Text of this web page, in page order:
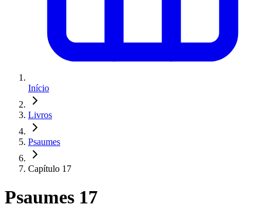
Início
Livros
Psaumes
Capítulo 17
Psaumes 17